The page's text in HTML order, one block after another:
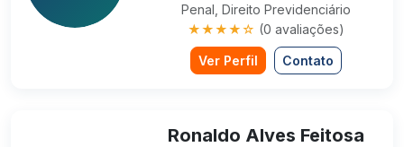
Penal, Direito Previdenciário
★★★★☆ (0 avaliações)
Ver Perfil Contato
Ronaldo Alves Feitosa